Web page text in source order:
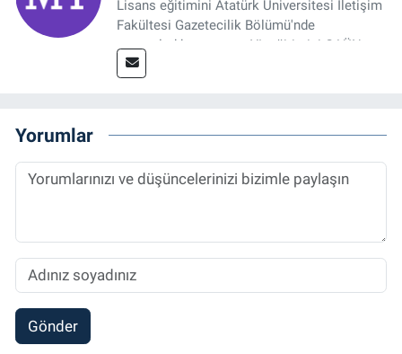
Lisans eğitimini Atatürk Üniversitesi İletişim
Fakültesi Gazetecilik Bölümü'nde
tamamladıktan sonra, YL eğitimini GAÜN
Sosyal Bilimler Enstitüsü'nde İletişim ve T. D.
Spor, Sağlık ve Ekonomi Editörü olarak
sürdürmektedir.
Yorumlar
Gönder